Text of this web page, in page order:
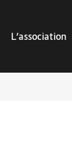
L’association